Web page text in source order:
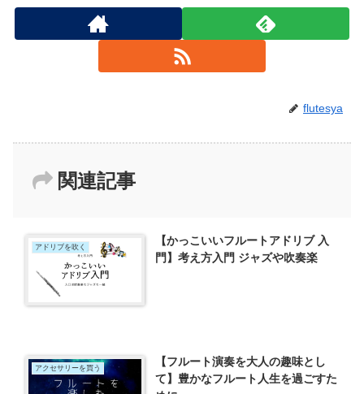
flutesya
関連記事
アドリブを吹く
【かっこいいフルートアドリブ 入
門】考え方入門 ジャズや吹奏楽
アクセサリーを買う
【フルート演奏を大人の趣味とし
て】豊かなフルート人生を過ごすた